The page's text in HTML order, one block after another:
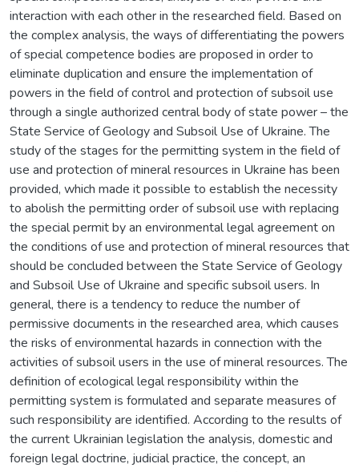
interaction with each other in the researched field. Based on
the complex analysis, the ways of differentiating the powers
of special competence bodies are proposed in order to
eliminate duplication and ensure the implementation of
powers in the field of control and protection of subsoil use
through a single authorized central body of state power – the
State Service of Geology and Subsoil Use of Ukraine. The
study of the stages for the permitting system in the field of
use and protection of mineral resources in Ukraine has been
provided, which made it possible to establish the necessity
to abolish the permitting order of subsoil use with replacing
the special permit by an environmental legal agreement on
the conditions of use and protection of mineral resources that
should be concluded between the State Service of Geology
and Subsoil Use of Ukraine and specific subsoil users. In
general, there is a tendency to reduce the number of
permissive documents in the researched area, which causes
the risks of environmental hazards in connection with the
activities of subsoil users in the use of mineral resources. The
definition of ecological legal responsibility within the
permitting system is formulated and separate measures of
such responsibility are identified. According to the results of
the current Ukrainian legislation the analysis, domestic and
foreign legal doctrine, judicial practice, the concept, an